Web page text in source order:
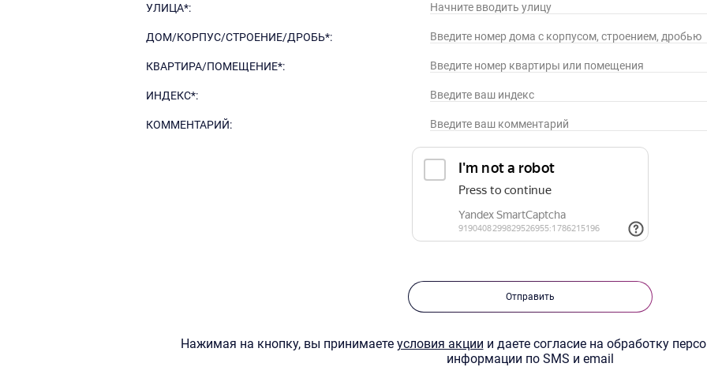
УЛИЦА*:
ДОМ/КОРПУС/СТРОЕНИЕ/ДРОБЬ*:
КВАРТИРА/ПОМЕЩЕНИЕ*:
ИНДЕКС*:
КОММЕНТАРИЙ:
Отправить
Нажимая на кнопку, вы принимаете условия акции и даете согласие на обработку
информации по SMS и email